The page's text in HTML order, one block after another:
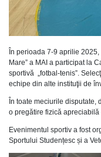
În perioada 7-9 aprilie
Mare” a MAI a participat la
sportivă „fotbal-tenis”.
echipe din alte instituţii de
În toate meciurile disputate,
o pregătire fizică
Evenimentul sportiv a fost
Sportului Studențesc și a